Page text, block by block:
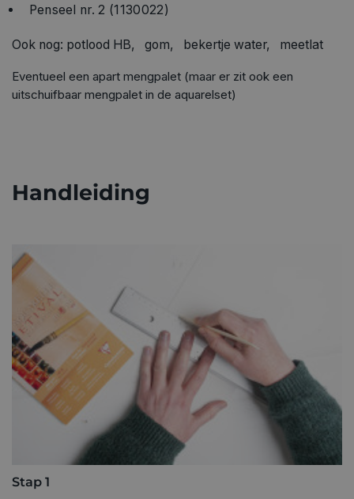
Penseel nr. 2 (1130022)
Ook nog: potlood HB, gom, bekertje water, meetlat
Eventueel een apart mengpalet (maar er zit ook een
uitschuifbaar mengpalet in de aquarelset)
Handleiding
Stap 1